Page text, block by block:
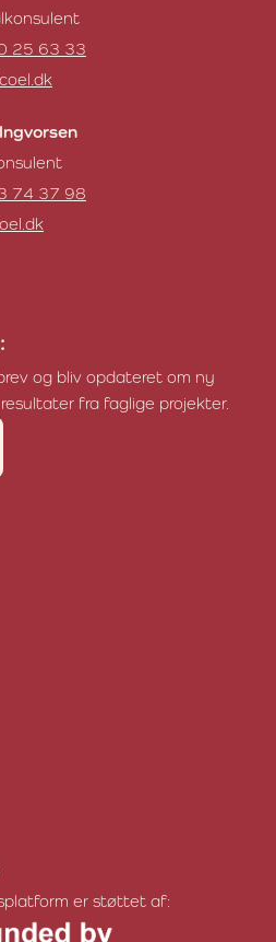
25 63 33
74 37 98
og bliv opdateret om ny
fra faglige projekter.
er støttet af: